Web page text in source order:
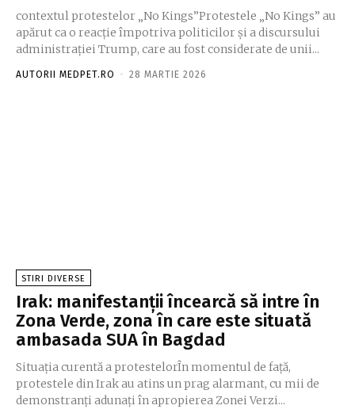
contextul protestelor „No Kings”Protestele „No Kings” au
apărut ca o reacție împotriva politicilor și a discursului
administrației Trump, care au fost considerate de unii...
AUTORII MEDPET.RO - 28 MARTIE 2026
STIRI DIVERSE
Irak: manifestanții încearcă să intre în
Zona Verde, zona în care este situată
ambasada SUA în Bagdad
Situația curentă a protestelorÎn momentul de față,
protestele din Irak au atins un prag alarmant, cu mii de
demonstranți adunați în apropierea Zonei Verzi...